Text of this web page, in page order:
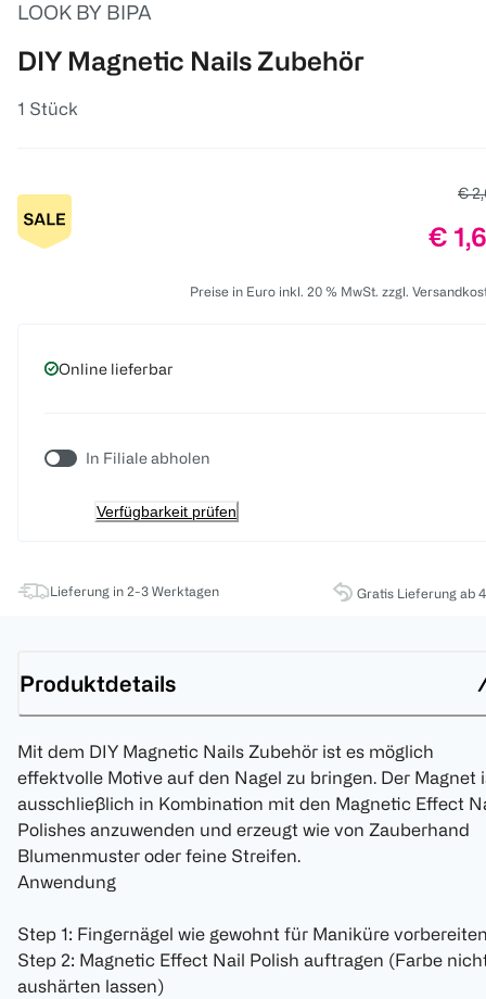
LOOK BY BIPA
DIY Magnetic Nails Zubehör
1 Stück
€
€
Preise in Euro inkl. 20 % MwSt. zzgl.
Online lieferbar
In Filiale abholen
Verfügbarkeit prüfen
Lieferung in 2-3 Werktagen Gratis Lieferung ab
Produktdetails
Mit dem DIY Magnetic Nails Zubehör ist es möglich
effektvolle Motive auf den Nagel zu bringen. Der Magnet
ausschließlich in Kombination mit den Magnetic Effect
Polishes anzuwenden und erzeugt wie von Zauberhand
Blumenmuster oder feine Streifen.
Anwendung
Step 1: Fingernägel wie gewohnt für Maniküre
Step 2: Magnetic Effect Nail Polish auftragen (Farbe
aushärten lassen)